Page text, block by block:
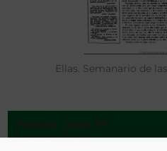
Ellas. Semanario de
Madrid - 1932-